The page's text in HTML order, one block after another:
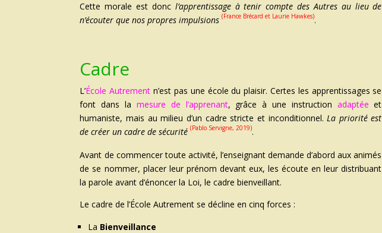
Cette morale est donc l’apprentissage à tenir compte des Autres au lieu de
n’écouter que nos propres impulsions (France Brécard et Laurie Hawkes).
Cadre
L’École Autrement n’est pas une école du plaisir. Certes les apprentissages se
font dans la mesure de l’apprenant, grâce à une instruction adaptéeet
humaniste, mais au milieu d’un cadre stricte et inconditionnel.La priorité est
de créer un cadre de sécurité(Pablo Servigne, 2019).
Avant de commencer toute activité, l’enseignant demande d’abord aux animés
de se nommer, placer leur prénom devant eux, les écoute en leur distribuant
la parole avant d’énoncer la Loi, le cadre bienveillant.
Le cadre de l’École Autrement se décline en cinq forces :
La Bienveillance